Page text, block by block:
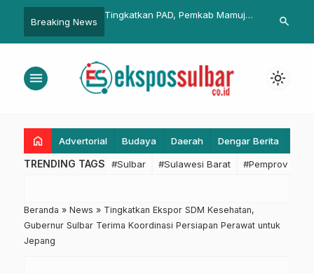
Breaking News
Tingkatkan PAD, Pemkab Mamuju
Gunakan M-POS
Capaian MCSP Baru 63
Langkah Perbaikan Bersama
search
menu light_mode
home Advertorial Budaya Daerah Dengar Berita
TRENDING TAGS #Sulbar #Sulawesi Barat #Pemprov
Beranda » News » Tingkatkan Ekspor SDM Kesehatan,
Gubernur Sulbar Terima Koordinasi Persiapan Perawat untuk
Jepang